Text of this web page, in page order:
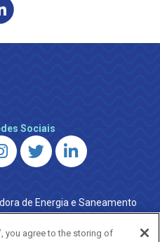
Sociais
de Energia e Saneamento
de Janeiro
6457 (WhatsApp) ·
you agree to the storing of